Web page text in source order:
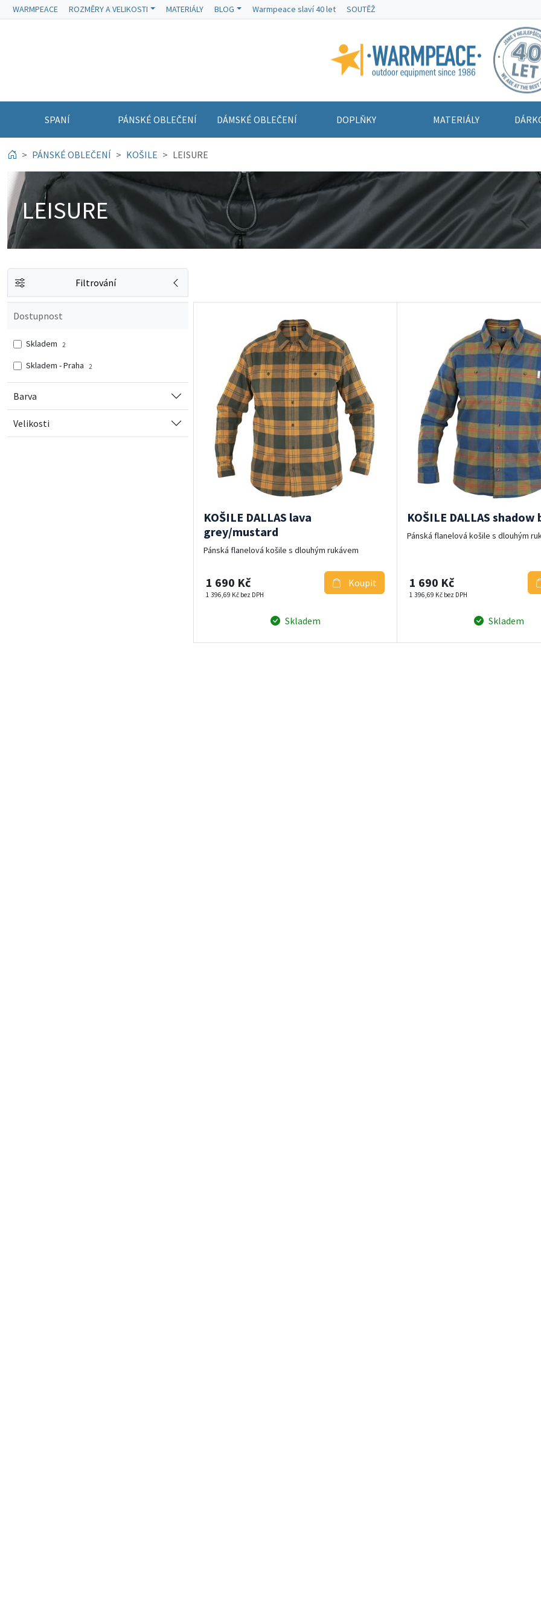
WARMPEACE ROZMĚRY A VELIKOSTI MATERIÁLY BLOG Warmpeace slaví 40 let SOUTĚŽ
Warmpeace
SPANÍ PÁNSKÉ OBLEČENÍ DÁMSKÉ OBLEČENÍ DOPLŇKY MATERIÁLY
PÁNSKÉ OBLEČENÍ KOŠILE LEISURE
LEISURE
Filtrování
Dostupnost
Skladem 2
Skladem - Praha 2
Barva
Velikosti
KOŠILE DALLAS lava
grey/mustard
Pánská flanelová košile s dlouhým rukávem
1 690 Kč
1 396,69 Kč bez DPH
Koupit
Skladem
KOŠILE DALLAS
Pánská flanelová košile s dlouhým
1 690 Kč
1 396,69 Kč bez DPH
Skladem